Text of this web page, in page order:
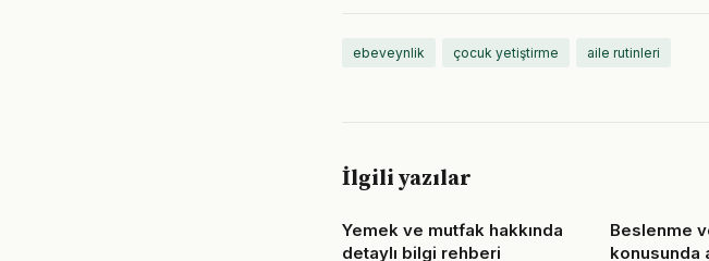
ebeveynlik çocuk yetiştirme aile rutinleri
İlgili yazılar
Yemek ve mutfak hakkında
detaylı bilgi rehberi
Beslenme
konusunda